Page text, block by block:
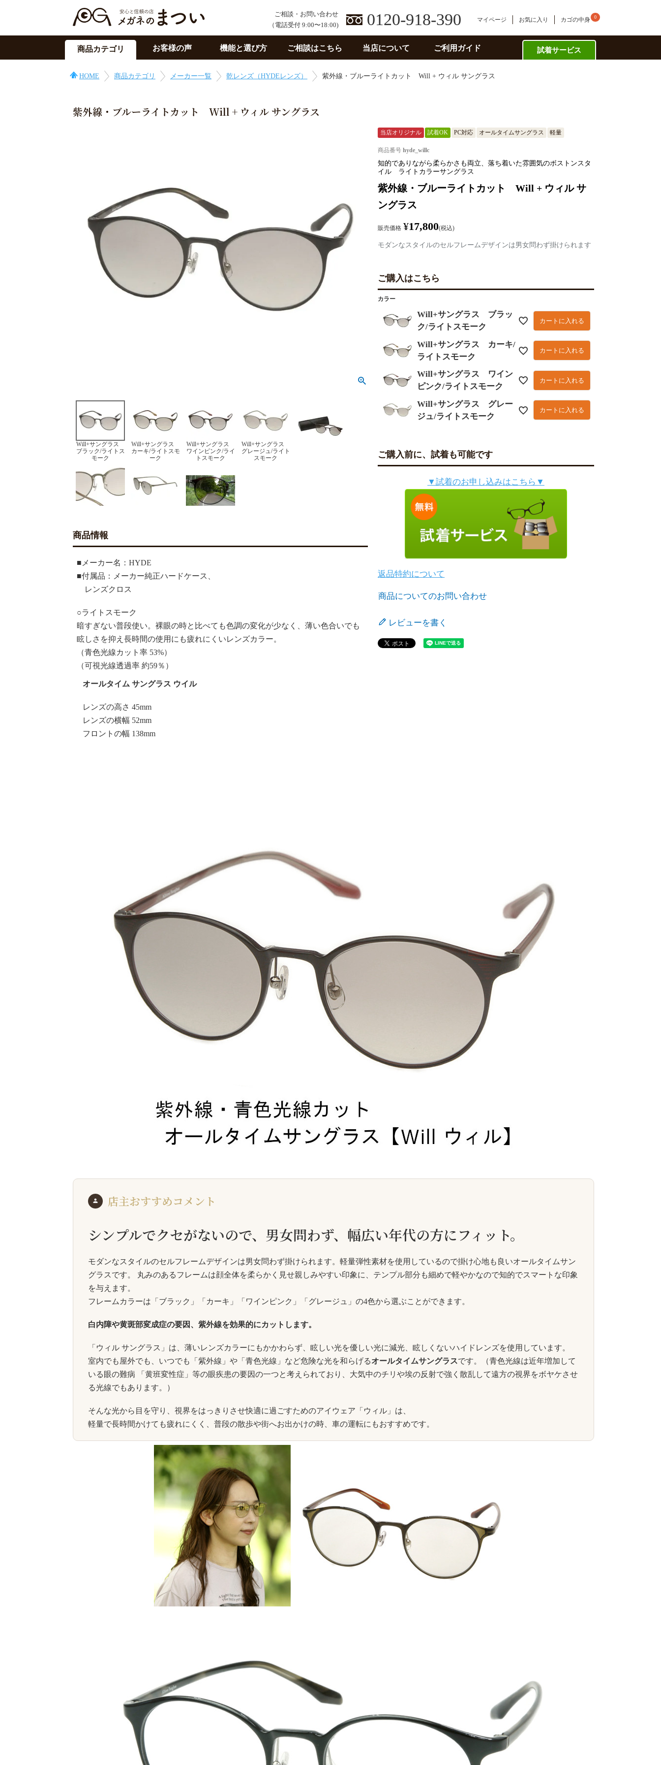
ご相談・お問い合わせ
（電話受付 9:00〜18:00)
0120-918-390 マイページ お気に入り カゴの中身 0
商品カテゴリ
目の症状に
お客様の声 機能と選び方 ご相談はこちら 当店について ご利用ガイド 試着サービス
HOME 商品カテゴリ メーカー一覧 乾レンズ（HYDEレンズ） 紫外線・ブルーライトカット Will + ウィル サングラス
紫外線・ブルーライトカット Will + ウィル サングラス
Will+サングラス
ブラック/ライトス
モーク
Will+サングラス
カーキ/ライトスモ
ーク
Will+サングラス
ワインピンク/ライ
トスモーク
Will+サングラス
グレージュ/ライト
スモーク
商品情報
■メーカー名：HYDE
■付属品：メーカー純正ハードケース、
レンズクロス
○ライトスモーク
暗すぎない普段使い。裸眼の時と比べても色調の変化が少なく、薄い色合いでも
眩しさを抑え長時間の使用にも疲れにくいレンズカラー。
（青色光線カット率 53%）
（可視光線透過率 約59％）
オールタイム サングラス ウイル
レンズの高さ 45mm
レンズの横幅 52mm
フロントの幅 138mm
当店オリジナル 試着OK PC対応 オールタイムサングラス 軽量
商品番号 hyde_willc
知的でありながら柔らかさも両立、落ち着いた雰囲気のボストンスタ
イル ライトカラーサングラス
紫外線・ブルーライトカット Will + ウィル サ
ングラス
販売価格 ¥17,800 税込
モダンなスタイルのセルフレームデザインは男女問わず掛けられます
ご購入はこちら
カラー
Will+サングラス ブラッ
ク/ライトスモーク
カートに入れる
Will+サングラス カーキ/
ライトスモーク
カートに入れる
Will+サングラス ワイン
ピンク/ライトスモーク
カートに入れる
Will+サングラス グレー
ジュ/ライトスモーク
カートに入れる
ご購入前に、試着も可能です
▼試着のお申し込みはこちら▼
返品特約について
商品についてのお問い合わせ
レビューを書く
店主おすすめコメント
シンプルでクセがないので、男女問わず、幅広い年代の方にフィット。
モダンなスタイルのセルフレームデザインは男女問わず掛けられます。軽量弾性素材を使用しているので掛け心地も良いオールタイムサン
グラスです。 丸みのあるフレームは顔全体を柔らかく見せ親しみやすい印象に、テンプル部分も細めで軽やかなので知的でスマートな印象
を与えます。
フレームカラーは「ブラック」「カーキ」「ワインピンク」「グレージュ」の4色から選ぶことができます。
白内障や黄斑部変成症の要因、紫外線を効果的にカットします。
「ウィル サングラス」は、薄いレンズカラーにもかかわらず、眩しい光を優しい光に減光、眩しくないハイドレンズを使用しています。
室内でも屋外でも、いつでも「紫外線」や「青色光線」など危険な光を和らげるオールタイムサングラスです。（青色光線は近年増加して
いる眼の難病 「黄班変性症」等の眼疾患の要因の一つと考えられており、大気中のチリや埃の反射で強く散乱して遠方の視界をボヤケさせ
る光線でもあります。）
そんな光から目を守り、視界をはっきりさせ快適に過ごすためのアイウェア「ウィル」は、
軽量で長時間かけても疲れにくく、普段の散歩や街へお出かけの時、車の運転にもおすすめです。